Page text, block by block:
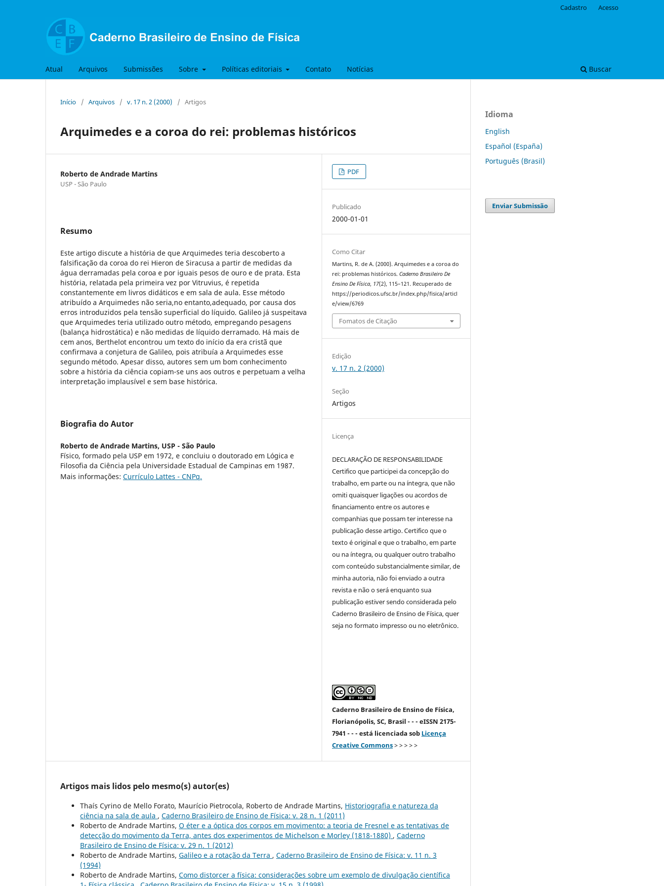
Atual Arquivos Submissões Sobre Políticas editoriais Contato Notícias Buscar
Cadastro Acesso
Início / Arquivos / v. 17 n. 2 (2000) / Artigos
Arquimedes e a coroa do rei: problemas históricos
Roberto de Andrade Martins
USP - São Paulo
Resumo
Este artigo discute a história de que Arquimedes teria descoberto a
falsificação da coroa do rei Hieron de Siracusa a partir de medidas da
água derramadas pela coroa e por iguais pesos de ouro e de prata. Esta
história, relatada pela primeira vez por Vitruvius, é repetida
constantemente em livros didáticos e em sala de aula. Esse método
atribuído a Arquimedes não seria,no entanto,adequado, por causa dos
erros introduzidos pela tensão superficial do líquido. Galileo já suspeitava
que Arquimedes teria utilizado outro método, empregando pesagens
(balança hidrostática) e não medidas de líquido derramado. Há mais de
cem anos, Berthelot encontrou um texto do início da era cristã que
confirmava a conjetura de Galileo, pois atribuía a Arquimedes esse
segundo método. Apesar disso, autores sem um bom conhecimento
sobre a história da ciência copiam-se uns aos outros e perpetuam a velha
interpretação implausível e sem base histórica.
Biografia do Autor
Roberto de Andrade Martins, USP - São Paulo
Físico, formado pela USP em 1972, e concluiu o doutorado em Lógica e
Filosofia da Ciência pela Universidade Estadual de Campinas em 1987.
Mais informações: Currículo Lattes - CNPq.
PDF
Publicado
2000-01-01
Como Citar
Martins, R. de A. (2000). Arquimedes e a coroa do
rei: problemas históricos.Caderno Brasileiro De
Ensino De Física, 17(2), 115–121. Recuperado de
https://periodicos.ufsc.br/index.php/fisica/articl
e/view/6769
Fomatos de Citação
Edição
v. 17 n. 2 (2000)
Seção
Artigos
Licença
DECLARAÇÃO DE RESPONSABILIDADE
Certifico que participei da concepção do
trabalho, em parte ou na íntegra, que não
omiti quaisquer ligações ou acordos de
financiamento entre os autores e
companhias que possam ter interesse na
publicação desse artigo. Certifico que o
texto é original e que o trabalho, em parte
ou na íntegra, ou qualquer outro trabalho
com conteúdo substancialmente similar, de
minha autoria, não foi enviado a outra
revista e não o será enquanto sua
publicação estiver sendo considerada pelo
Caderno Brasileiro de Ensino de Física, quer
seja no formato impresso ou no eletrônico.
Caderno Brasileiro de Ensino de Física,
Florianópolis, SC, Brasil - - - eISSN 2175-
7941 - - - está licenciada sob Licença
Creative Commons> > > > >
Artigos mais lidos pelo mesmo(s) autor(es)
Thaís Cyrino de Mello Forato, Maurício Pietrocola, Roberto de Andrade Martins, Historiografia e natureza da
ciência na sala de aula , Caderno Brasileiro de Ensino de Física: v. 28 n. 1 (2011)
Roberto de Andrade Martins, O éter e a óptica dos corpos em movimento: a teoria de Fresnel e as tentativas de
detecção do movimento da Terra, antes dos experimentos de Michelson e Morley (1818-1880) , Caderno
Brasileiro de Ensino de Física: v. 29 n. 1 (2012)
Roberto de Andrade Martins, Galileo e a rotação da Terra , Caderno Brasileiro de Ensino de Física: v. 11 n. 3
(1994)
Roberto de Andrade Martins, Como distorcer a física: considerações sobre um exemplo de divulgação científica
Idioma
English
Español (España)
Português (Brasil)
Enviar Submissão